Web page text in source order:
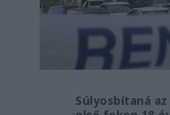
Súlyosbítaná